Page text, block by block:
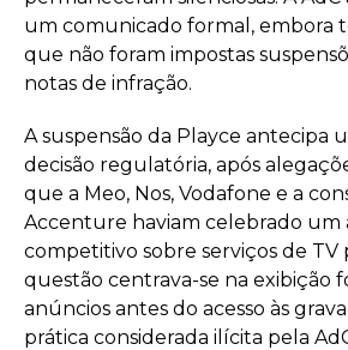
um comunicado formal, embora
que não foram impostas
notas de infração.
A suspensão da Playce antecipa
decisão regulatória, após
que a Meo, Nos, Vodafone e a
Accenture haviam celebrado um
competitivo sobre serviços de TV
questão centrava-se na exibição
anúncios antes do acesso às
prática considerada ilícita pela